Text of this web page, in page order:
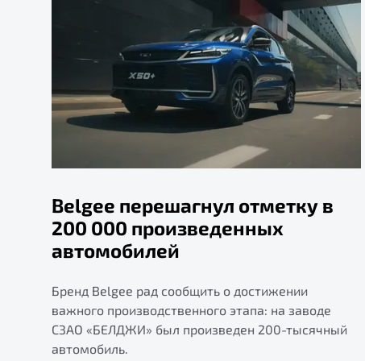
Belgee перешагнул отметку в
200 000 произведенных
автомобилей
Бренд Belgee рад сообщить о достижении
важного производственного этапа: на заводе
СЗАО «БЕЛДЖИ» был произведен 200-тысячный
автомобиль.